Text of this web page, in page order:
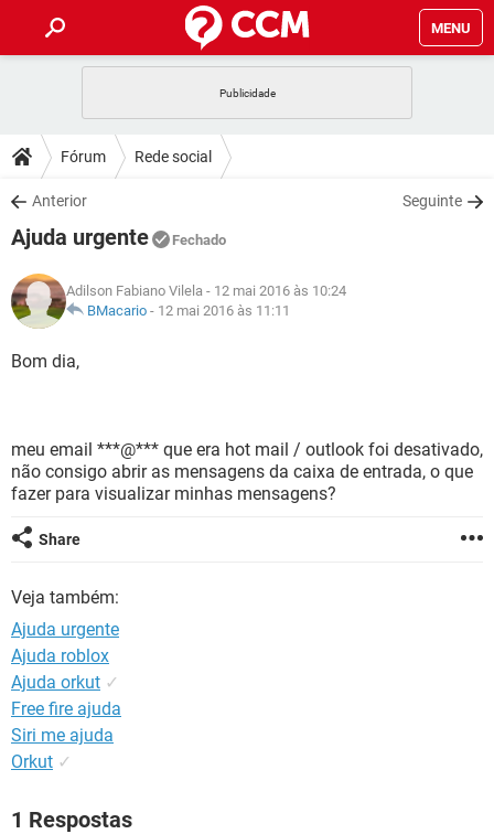
MENU
CELULAR
OUTLOOK
INSTAGRAM
GUIA DE COMPRAS
DICAS
JOGOS
INSTAGRAM GMAIL
GUIA DE COMPRAS
DOWNLOADS
JOGOS
CELULAR
OUTLOOK EXCEL
INSTAGRAM
FÓRUM
JOGOS WHATSAPP
CELULAR
OUTLOOK
GUIA DE COMPRAS
GLOSSÁRIO
JOGOS
INSTAGRAM GMAIL
GUIA DE COMPRAS
Fórum Rede social
Anterior Seguinte
Ajuda urgente Fechado
Adilson Fabiano Vilela - 12 mai 2016 às 10:24
BMacario - 12 mai 2016 às 11:11
Bom dia,
meu email ***@*** que era hot mail / outlook foi desativado,
não consigo abrir as mensagens da caixa de entrada, o que
fazer para visualizar minhas mensagens?
Share
Veja também:
Ajuda urgente
Ajuda roblox
Ajuda orkut ✓
Free fire ajuda
Siri me ajuda
Orkut ✓
1 Respostas